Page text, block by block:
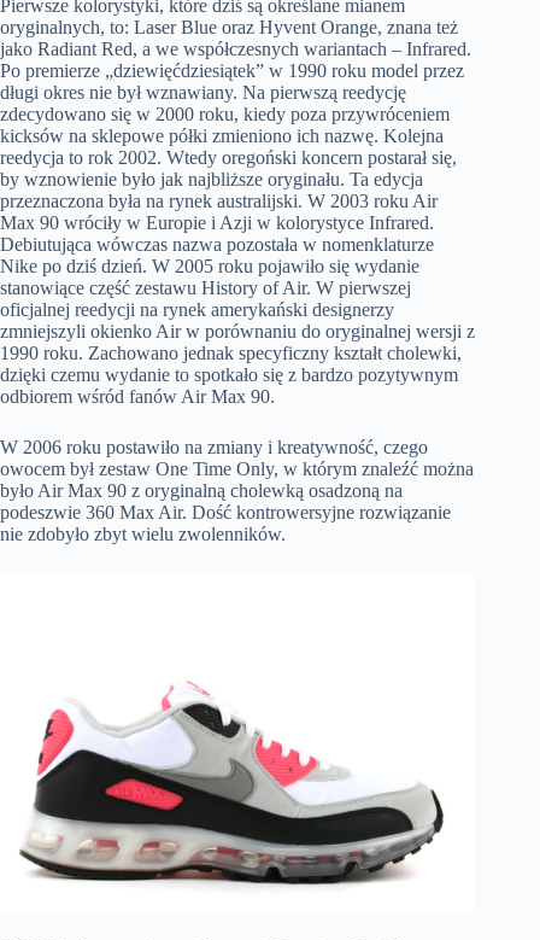
Pierwsze kolorystyki, które dziś są określane mianem
oryginalnych, to: Laser Blue oraz Hyvent Orange, znana też
jako Radiant Red, a we współczesnych wariantach – Infrared.
Po premierze „dziewięćdziesiątek” w 1990 roku model przez
długi okres nie był wznawiany. Na pierwszą reedycję
zdecydowano się w 2000 roku, kiedy poza przywróceniem
kicksów na sklepowe półki zmieniono ich nazwę. Kolejna
reedycja to rok 2002. Wtedy oregoński koncern postarał się,
by wznowienie było jak najbliższe oryginału. Ta edycja
przeznaczona była na rynek australijski. W 2003 roku Air
Max 90 wróciły w Europie i Azji w kolorystyce Infrared.
Debiutująca wówczas nazwa pozostała w nomenklaturze
Nike po dziś dzień. W 2005 roku pojawiło się wydanie
stanowiące część zestawu History of Air. W pierwszej
oficjalnej reedycji na rynek amerykański designerzy
zmniejszyli okienko Air w porównaniu do oryginalnej wersji z
1990 roku. Zachowano jednak specyficzny kształt cholewki,
dzięki czemu wydanie to spotkało się z bardzo pozytywnym
odbiorem wśród fanów Air Max 90.
W 2006 roku postawiło na zmiany i kreatywność, czego
owocem był zestaw One Time Only, w którym znaleźć można
było Air Max 90 z oryginalną cholewką osadzoną na
podeszwie 360 Max Air. Dość kontrowersyjne rozwiązanie
nie zdobyło zbyt wielu zwolenników.